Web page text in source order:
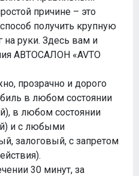
причине – это
получить крупную
руки. Здесь вам и
АВТОСАЛОН «AVTO
прозрачно и дорого
в любом состоянии
в любом состоянии
и с любыми
залоговый, с запретом
30 минут, за